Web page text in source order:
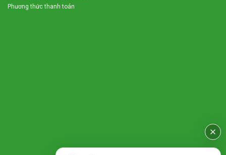
Phương thức thanh toán